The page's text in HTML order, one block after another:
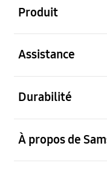
Produit
Assistance
Durabilité
À propos de